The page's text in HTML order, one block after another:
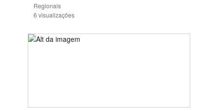
Regionais
6 visualizações